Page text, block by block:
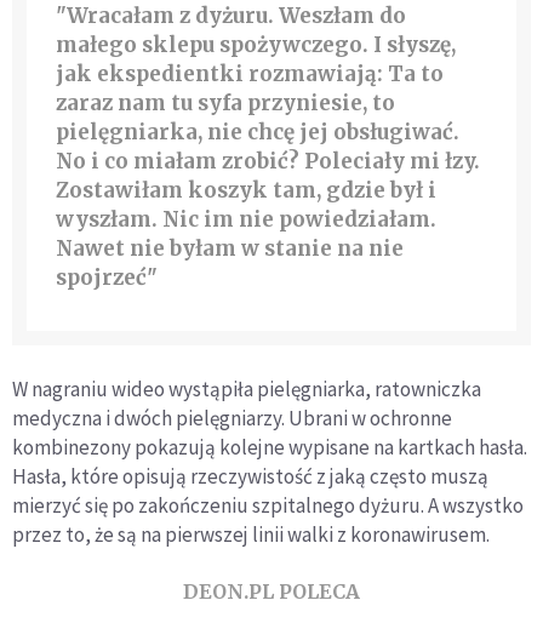
"Wracałam z dyżuru. Weszłam do
małego sklepu spożywczego. I słyszę,
jak ekspedientki rozmawiają: Ta to
zaraz nam tu syfa przyniesie, to
pielęgniarka, nie chcę jej obsługiwać.
No i co miałam zrobić? Poleciały mi łzy.
Zostawiłam koszyk tam, gdzie był i
wyszłam. Nic im nie powiedziałam.
Nawet nie byłam w stanie na nie
spojrzeć"
W nagraniu wideo wystąpiła pielęgniarka, ratowniczka
medyczna i dwóch pielęgniarzy. Ubrani w ochronne
kombinezony pokazują kolejne wypisane na kartkach hasła.
Hasła, które opisują rzeczywistość z jaką często muszą
mierzyć się po zakończeniu szpitalnego dyżuru. A wszystko
przez to, że są na pierwszej linii walki z koronawirusem.
DEON.PL POLECA